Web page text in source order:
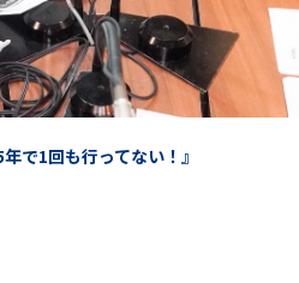
で1回も行ってない！』